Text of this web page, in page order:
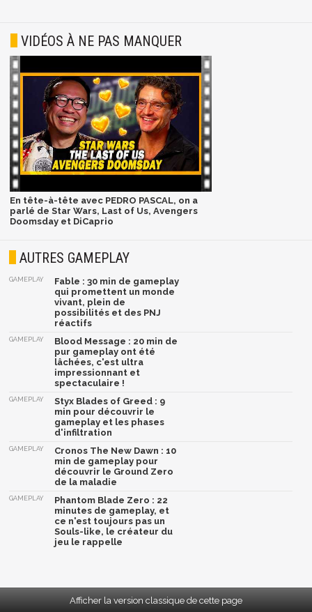
VIDÉOS À NE PAS MANQUER
En tête-à-tête avec PEDRO PASCAL, on a
parlé de Star Wars, Last of Us, Avengers
Doomsday et DiCaprio
AUTRES GAMEPLAY
GAMEPLAY
Fable : 30 min de gameplay
qui promettent un monde
vivant, plein de
possibilités et des PNJ
réactifs
GAMEPLAY
Blood Message : 20 min de
pur gameplay ont été
lâchées, c'est ultra
impressionnant et
spectaculaire !
GAMEPLAY
Styx Blades of Greed : 9
min pour découvrir le
gameplay et les phases
d'infiltration
GAMEPLAY
Cronos The New Dawn : 10
min de gameplay pour
découvrir le Ground Zero
de la maladie
GAMEPLAY
Phantom Blade Zero : 22
minutes de gameplay, et
ce n'est toujours pas un
Souls-like, le créateur du
jeu le rappelle
Afficher la version classique de cette page